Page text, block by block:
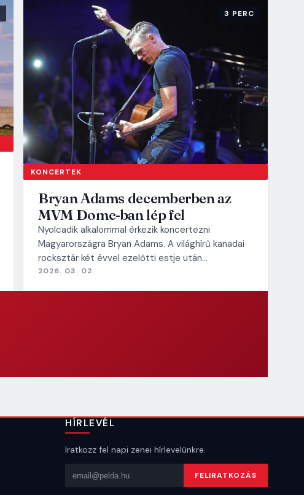
KONCERTEK
3 PERC
Bryan Adams decemberben az
MVM Dome-ban lép fel
Nyolcadik alkalommal érkezik koncertezni
Magyarországra Bryan Adams. A világhírű kanadai
rocksztár két évvel ezelőtti estje után…
2026. 03. 02.
HÍRLEVÉL
Iratkozz fel napi zenei hírlevelünkre.
Email cím FELIRATKOZÁS